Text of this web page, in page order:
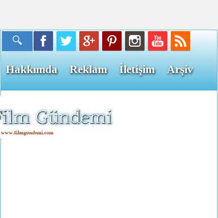
Hakkımda Reklam İletişim Arşiv